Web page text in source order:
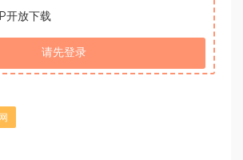
开放下载
请先登录